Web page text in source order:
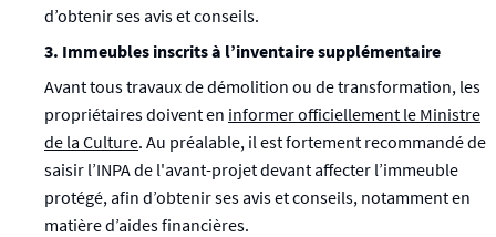
d’obtenir ses avis et conseils.
3. Immeubles inscrits à l’inventaire supplémentaire
Avant tous travaux de démolition ou de transformation, les
propriétaires doivent en informer officiellement le Ministre
de la Culture. Au préalable, il est fortement recommandé de
saisir l’INPA de l'avant-projet devant affecter l’immeuble
protégé, afin d’obtenir ses avis et conseils, notamment en
matière d’aides financières.